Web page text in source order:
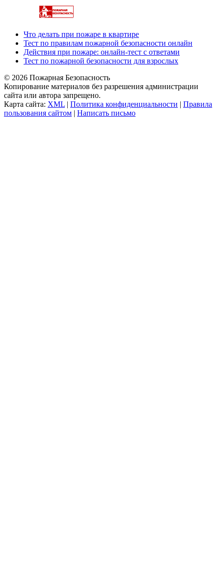
Что делать при пожаре в квартире
Тест по правилам пожарной безопасности онлайн
Действия при пожаре: онлайн-тест с ответами
Тест по пожарной безопасности для взрослых
© 2026 Пожарная Безопасность
Копирование материалов без разрешения администрации
сайта или автора запрещено.
Карта сайта: XML | Политика конфиденциальности | Правила
пользования сайтом | Написать письмо